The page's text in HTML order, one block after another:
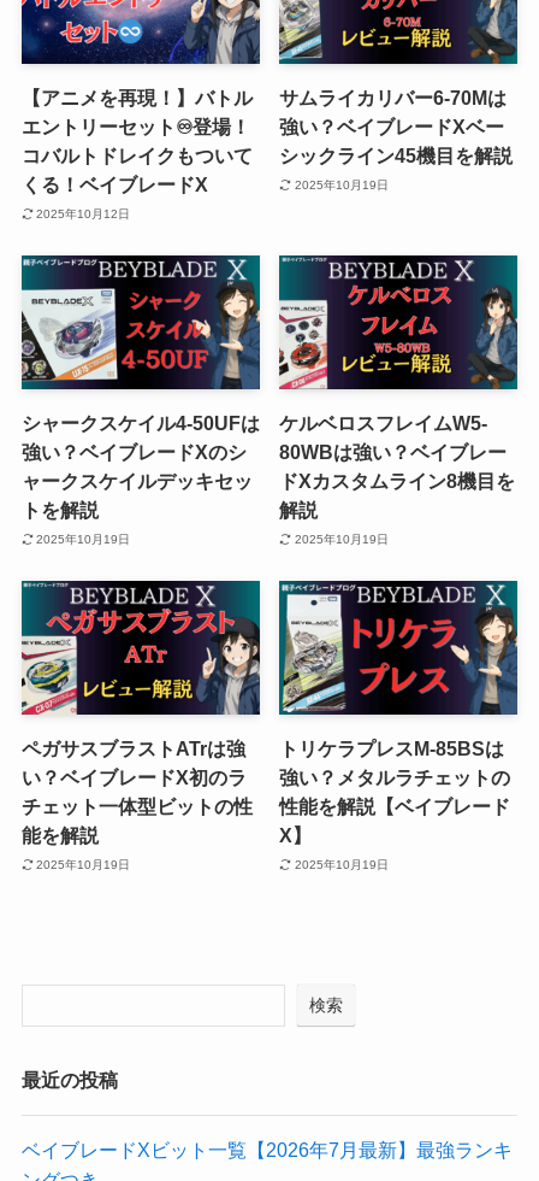
【アニメを再現！】バトル
エントリーセット♾️登場！
コバルトドレイクもついて
くる！ベイブレードX
2025年10月12日
サムライカリバー6-70Mは
強い？ベイブレードXベー
シックライン45機目を解説
2025年10月19日
シャークスケイル4-50UFは
強い？ベイブレードXのシ
ャークスケイルデッキセッ
トを解説
2025年10月19日
ケルベロスフレイムW5-
80WBは強い？ベイブレー
ドXカスタムライン8機目を
解説
2025年10月19日
ペガサスブラストATrは強
い？ベイブレードX初のラ
チェット一体型ビットの性
能を解説
2025年10月19日
トリケラプレスM-85BSは
強い？メタルラチェットの
性能を解説【ベイブレード
X】
2025年10月19日
検索
最近の投稿
ベイブレードXビット一覧【2026年7月最新】最強ランキ